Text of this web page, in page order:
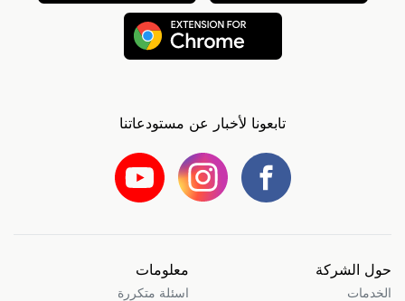
تابعونا لأخبار عن مستودعاتنا
حول الشركة
الخدمات
معلومات
اسئلة متكررة